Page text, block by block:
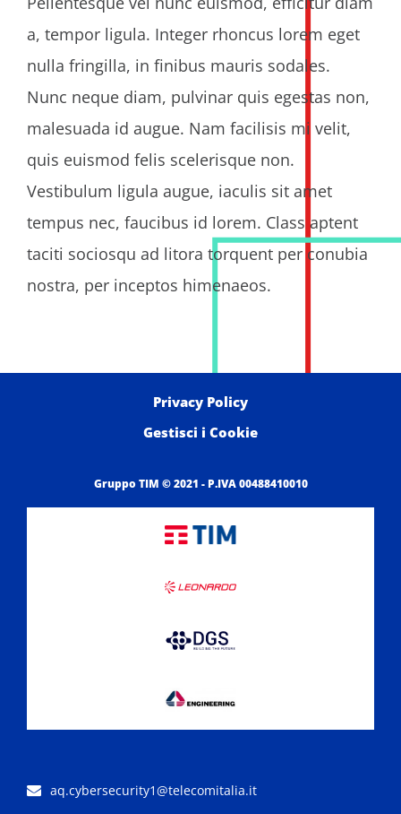
a, tempor ligula. Integer rhoncus lorem eget
nulla fringilla, in finibus mauris sodales.
Nunc neque diam, pulvinar quis egestas non,
malesuada id augue. Nam facilisis mi velit,
quis euismod felis scelerisque non.
Vestibulum ligula augue, iaculis sit amet
tempus nec, faucibus id lorem. Class aptent
taciti sociosqu ad litora torquent per conubia
nostra, per inceptos himenaeos.
Privacy Policy
Gestisci i Cookie
Gruppo TIM © 2021 - P.IVA 00488410010
aq.cybersecurity1@telecomitalia.it